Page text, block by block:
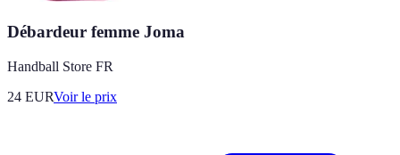
Débardeur femme Joma
Handball Store FR
24 EURVoir le prix